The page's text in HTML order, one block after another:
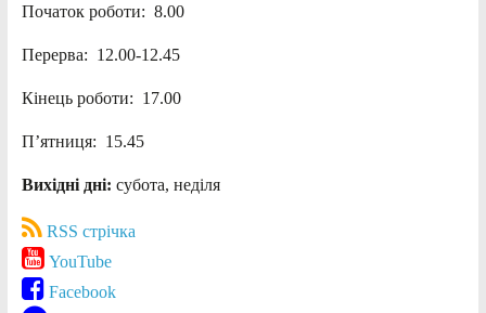
Початок роботи: 8.00
Перерва: 12.00-12.45
Кінець роботи: 17.00
П’ятниця: 15.45
Вихідні дні: субота, неділя
RSS стрічка
YouTube
Facebook